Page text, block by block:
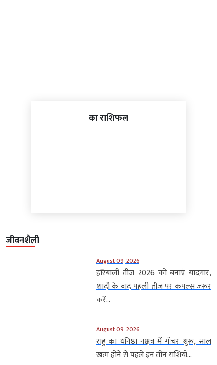
का राशिफल
जीवनशैली
August 09, 2026
हरियाली तीज 2026 को बनाएं यादगार,
शादी के बाद पहली तीज पर कपल्स जरूर
करें...
August 09, 2026
राहु का धनिष्ठा नक्षत्र में गोचर शुरू, साल
खत्म होने से पहले इन तीन राशियों...